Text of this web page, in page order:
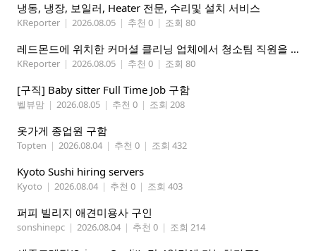
냉동, 냉장, 보일러, Heater 전문, 수리및 설치 서비스
KReporter | 2026.08.05 | 추천 0 | 조회 80
레드몬드에 위치한 커머셜 클리닝 업체에서 청소팀 직원을 모집합니다.
KReporter | 2026.08.05 | 추천 0 | 조회 80
[구직] Baby sitter Full Time Job 구함
벨뷰맘 | 2026.08.05 | 추천 0 | 조회 208
옷가게 종업원 구함
Topten | 2026.08.04 | 추천 0 | 조회 432
Kyoto Sushi hiring servers
Kyoto | 2026.08.04 | 추천 0 | 조회 403
퍼피 빌리지 애견미용사 구인
sonshinepc | 2026.08.04 | 추천 0 | 조회 214